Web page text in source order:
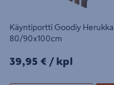
Käyntiportti Goodiy Herukka
80/90x100cm
39,95€/kpl
39,95 € / kpl